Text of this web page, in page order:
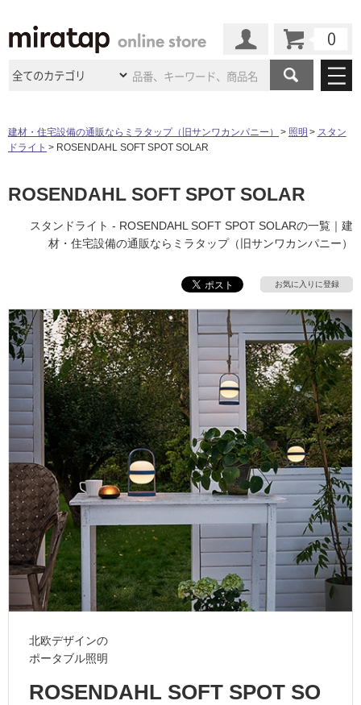
商品カテゴリ
キッチン 浴室（風呂・バスルー
ム）・トイレ
ドア（扉）・建具・玄関
ウッドデッキ フローリング・床材
収納 インテリア・家具
照明 ペット用品
内装用建材 パネル・壁材
ロートアイアン 天然石・石材
メンテナンス・施工材
施工事例
施工事例 法人案件納入事例
ミラタップのあるくらし お客様訪問インタビュー
ショールーム
ショールームのご案内 東京ショールーム
名古屋ショールーム 京都ショールーム
福岡ショールーム 札幌スマートショールー
ム
横浜スマートショールー
ム
ウェルビーみのおHDC
BOX
サポート
初めての方へ
よくある質問 お問い合わせ
修理お問い合わせ クレーム公開
説明書・図面検索 水まわり 3年保証
お役立ち情報 住まいのスタイリング
アイデア
ミラタップチャンネル
オンライン相談
その他サービス
ミラタップと創る家
ASOLIE
工事会社紹介Coziコンシ
ェルジュ
自分らしい家づくり
SUVACO
最高のリノベ会社がみつ
かるリノベりす
建材・住宅設備の通販ならミラタップ（旧サンワカンパニー） 照明
スタン
ドライト
ROSENDAHL SOFT SPOT SOLAR
ROSENDAHL SOFT SPOT SOLAR
スタンドライト - ROSENDAHL SOFT SPOT SOLARの一覧｜建
材・住宅設備の通販ならミラタップ（旧サンワカンパニー）
お気に入りに登録
北欧デザインの
ポータブル照明
ROSENDAHL SOFT SPOT SO